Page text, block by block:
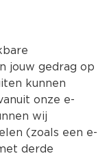
Kies jouw
Producten
jouw gedrag op
kunnen
onze e-
wij
(zoals een e-
derde